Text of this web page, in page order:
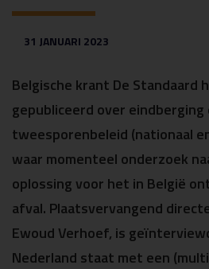
31 JANUARI 2023
Belgische krant De Standaard
gepubliceerd over eindberging
tweesporenbeleid (nationaal
waar momenteel onderzoek
oplossing voor het in België
afval. Plaatsvervangend
Ewoud Verhoef, is
Nederland staat met een